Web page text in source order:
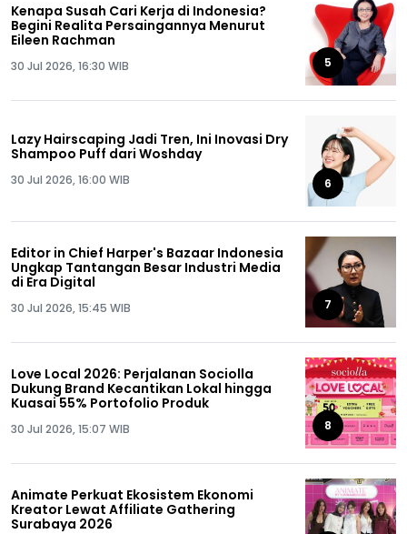
Kenapa Susah Cari Kerja di Indonesia?
Begini Realita Persaingannya Menurut
Eileen Rachman
30 Jul 2026, 16:30 WIB 5
Lazy Hairscaping Jadi Tren, Ini Inovasi Dry
Shampoo Puff dari Woshday
30 Jul 2026, 16:00 WIB 6
Editor in Chief Harper's Bazaar Indonesia
Ungkap Tantangan Besar Industri Media
di Era Digital
30 Jul 2026, 15:45 WIB 7
Love Local 2026: Perjalanan Sociolla
Dukung Brand Kecantikan Lokal hingga
Kuasai 55% Portofolio Produk
30 Jul 2026, 15:07 WIB 8
Animate Perkuat Ekosistem Ekonomi
Kreator Lewat Affiliate Gathering
Surabaya 2026